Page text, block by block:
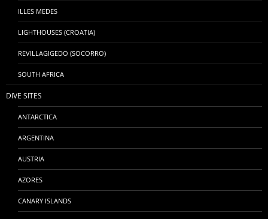
ILLES MEDES
LIGHTHOUSES (CROATIA)
REVILLAGIGEDO (SOCORRO)
SOUTH AFRICA
DIVE SITES
ANTARCTICA
ARGENTINA
AUSTRIA
AZORES
CANARY ISLANDS